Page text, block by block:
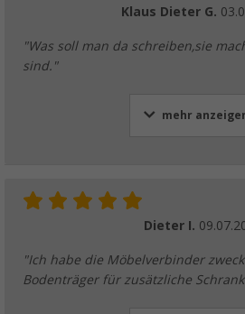
Klaus Dieter G.
"Was soll man da schreiben,sie
sind."
mehr
Dieter I.
"Ich habe die Möbelverbinder
Bodenträger für zusätzliche